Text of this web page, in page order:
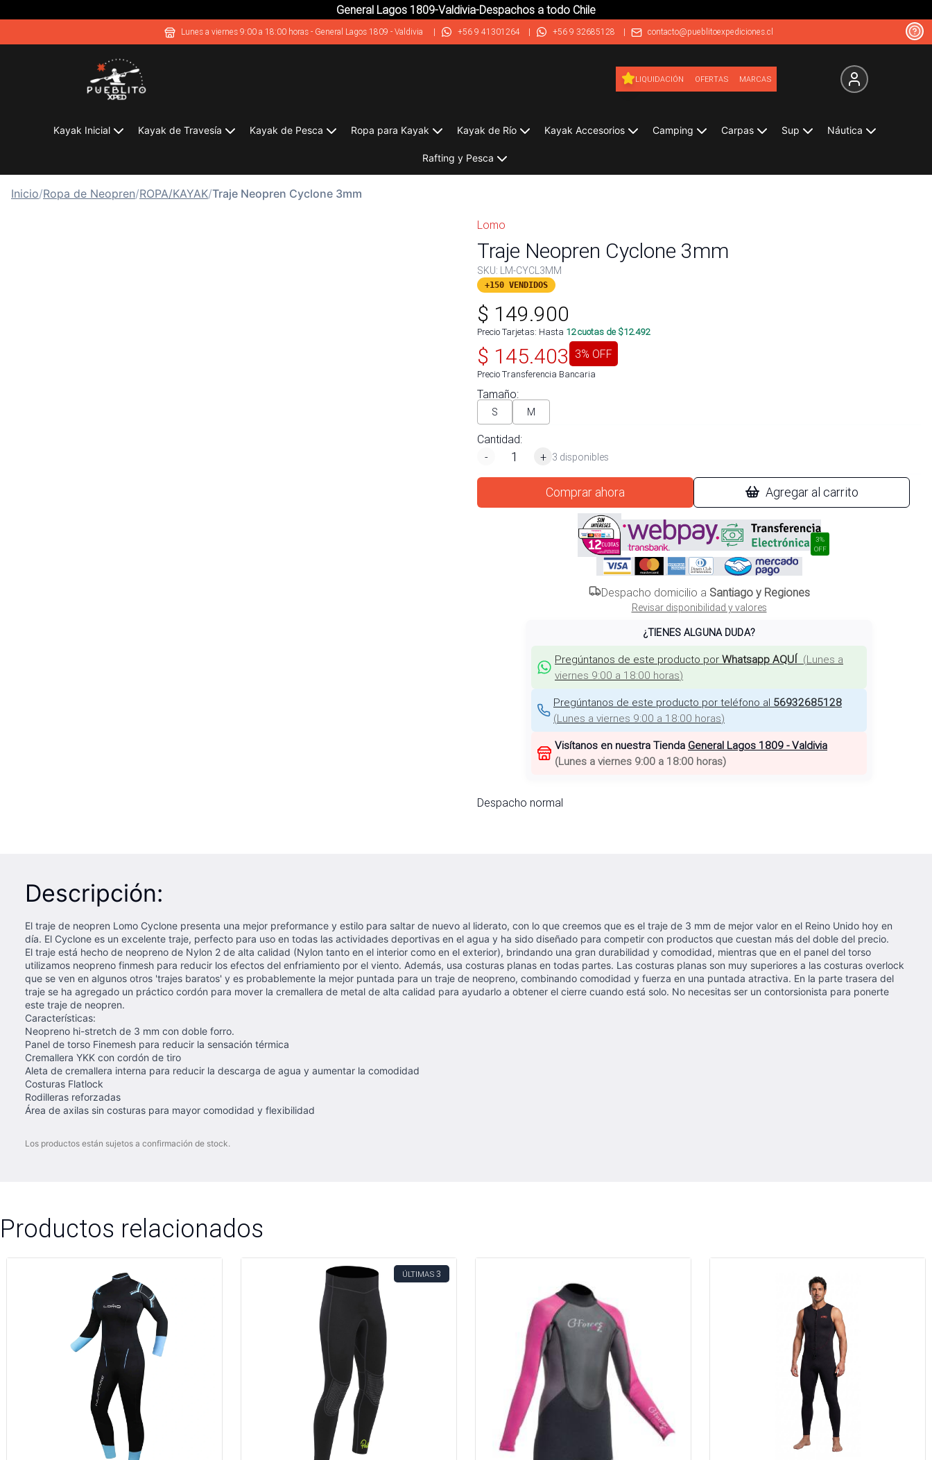
General Lagos 1809-Valdivia-Despachos a todo Chile
Lunes a viernes 9:00 a 18:00 horas - General Lagos 1809 - Valdivia | +56 9 41301264 | +56 9 32685128 | contacto@pueblitoexpediciones.cl
LIQUIDACIÓN OFERTAS MARCAS
Kayak Inicial Kayak de Travesía Kayak de Pesca Ropa para Kayak Kayak de Río Kayak Accesorios Camping Carpas Sup Náutica
Rafting y Pesca
Inicio/Ropa de Neopren/ROPA/KAYAK/Traje Neopren Cyclone 3mm
Lomo
Traje Neopren Cyclone 3mm
SKU: LM-CYCL3MM
+150 VENDIDOS
$ 149.900
Precio Tarjetas: Hasta 12cuotas de $12.492
$ 145.403 3% OFF
Precio Transferencia Bancaria
Tamaño:
S M
Cantidad:
-
+ 3 disponibles
Comprar ahora Agregar al carrito
3%
OFF
Despacho domicilio a Santiago y Regiones
Revisar disponibilidad y valores
¿TIENES ALGUNA DUDA?
Pregúntanos de este producto por Whatsapp AQUÍ (Lunes a
viernes 9:00 a 18:00 horas)
Pregúntanos de este producto por teléfono al 56932685128
(Lunes a viernes 9:00 a 18:00 horas)
Visítanos en nuestra Tienda General Lagos 1809 - Valdivia
(Lunes a viernes 9:00 a 18:00 horas)
Despacho normal
Descripción:
El traje de neopren Lomo Cyclone presenta una mejor preformance y estilo para saltar de nuevo al liderato, con lo que creemos que es el traje de 3 mm de mejor valor en el Reino Unido hoy en
día. El Cyclone es un excelente traje, perfecto para uso en todas las actividades deportivas en el agua y ha sido diseñado para competir con productos que cuestan más del doble del precio.
El traje está hecho de neopreno de Nylon 2 de alta calidad (Nylon tanto en el interior como en el exterior), brindando una gran durabilidad y comodidad, mientras que en el panel del torso
utilizamos neopreno finmesh para reducir los efectos del enfriamiento por el viento. Además, usa costuras planas en todas partes. Las costuras planas son muy superiores a las costuras overlock
que se ven en algunos otros 'trajes baratos' y es probablemente la mejor puntada para un traje de neopreno, combinando comodidad y fuerza en una puntada atractiva. En la parte trasera del
traje se ha agregado un práctico cordón para mover la cremallera de metal de alta calidad para ayudarlo a obtener el cierre cuando está solo. No necesitas ser un contorsionista para ponerte
este traje de neopren.
Características:
Neopreno hi-stretch de 3 mm con doble forro.
Panel de torso Finemesh para reducir la sensación térmica
Cremallera YKK con cordón de tiro
Aleta de cremallera interna para reducir la descarga de agua y aumentar la comodidad
Costuras Flatlock
Rodilleras reforzadas
Área de axilas sin costuras para mayor comodidad y flexibilidad
Los productos están sujetos a confirmación de stock.
Productos relacionados
ÚLTIMAS 3